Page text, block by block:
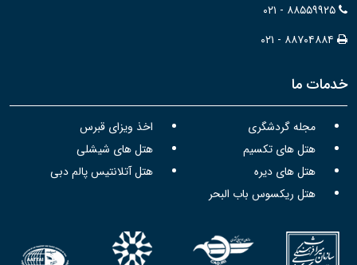
۰۲۱ - ۸۸۵۵۹۹۲۵
۰۲۱ - ۸۸۷۰۴۸۸۴
خدمات ما
مجله گردشگری
اخذ ویزای قبرس
هتل های تکسیم
هتل های شیشلی
هتل های دیره
هتل آتلانتیس پالم دبی
هتل ریکسوس باب البحر